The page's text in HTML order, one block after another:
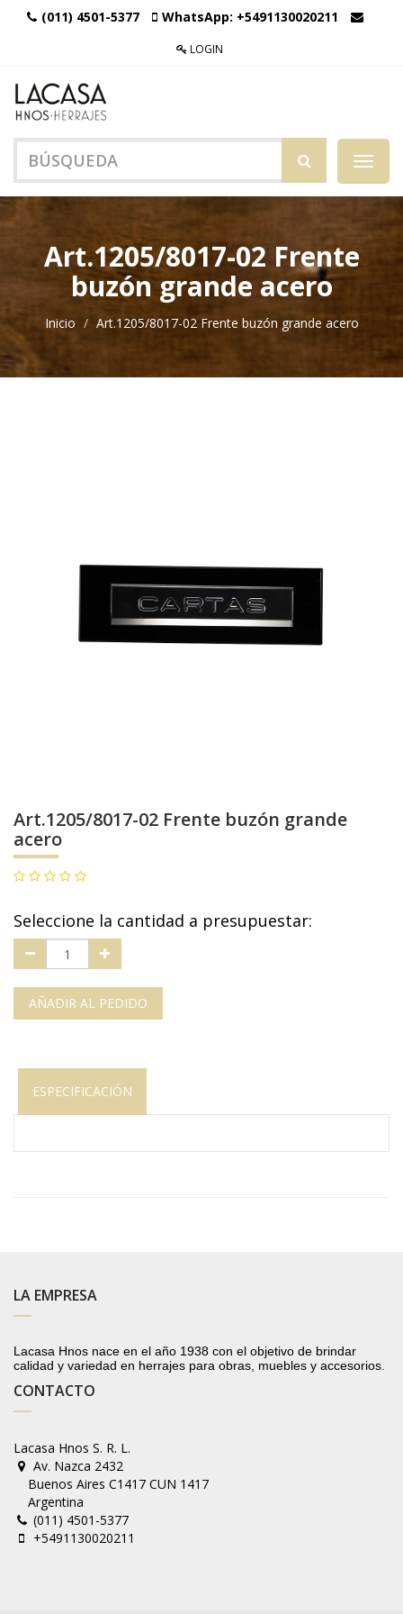
(011) 4501-5377 WhatsApp: +5491130020211
LOGIN
Menú
de
Art.1205/8017-02 Frente
buzón grande acero
Inicio Art.1205/8017-02 Frente buzón grande acero
Art.1205/8017-02 Frente buzón grande
acero
Seleccione la cantidad a presupuestar:
AÑADIR AL PEDIDO
ESPECIFICACIÓN
LA EMPRESA
Lacasa Hnos nace en el año 1938 con el objetivo de brindar
calidad y variedad en herrajes para obras, muebles y accesorios.
CONTACTO
Lacasa Hnos S. R. L.
Av. Nazca 2432
Buenos Aires C1417 CUN 1417
Argentina
(011) 4501-5377
+5491130020211